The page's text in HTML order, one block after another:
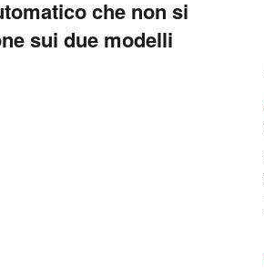
che non si
sui due modelli